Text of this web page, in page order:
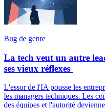
Bug de genre
La tech veut un autre
ses vieux réflexes
L'essor de l'IA pousse les
les managers techniques. Les
des équipes et l'autorité